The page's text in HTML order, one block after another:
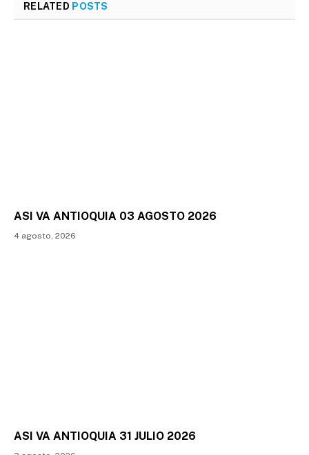
RELATED POSTS
ASI VA ANTIOQUIA 03 AGOSTO 2026
4 agosto, 2026
ASI VA ANTIOQUIA 31 JULIO 2026